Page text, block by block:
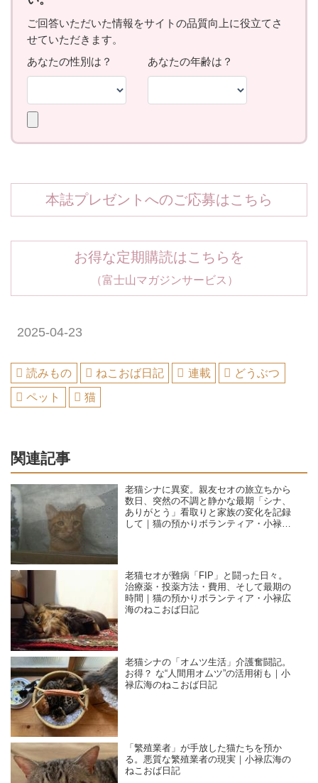
本誌プレゼントへのご応募はこちら
お得な定期購読はこちらを
（富士山マガジンサービス）
2025-04-23
読みもの ねこおば日記 連載
どうぶつ
ペット
猫
関連記事
老猫シナに異変。親友セオの旅立ちから
数日、突然の不調と静かな最期「シナ、
ありがとう」看取りと家族の変化を記録
して｜猫の預かりボランティア・小禄広
老猫セオが難病「FIP」と闘った日々。
治療薬・投薬方法・費用、そして最期の
時間｜猫の預かりボランティア・小禄広
海のねこおば日記
老猫シナの「オムツ生活」介護奮闘記。
お得？ な“人間用オムツ”の活用術も｜小
禄広海のねこおば日記
「繁殖業者」が手放した猫たちを預か
る。悪質な繁殖業者の現実｜小禄広海の
ねこおば日記